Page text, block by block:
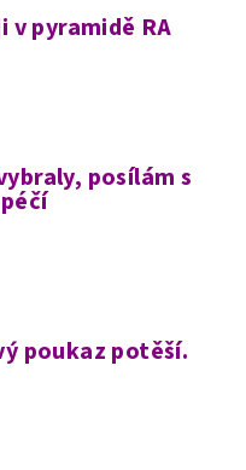
v pyramidě RA
posílám s
poukaz potěší.